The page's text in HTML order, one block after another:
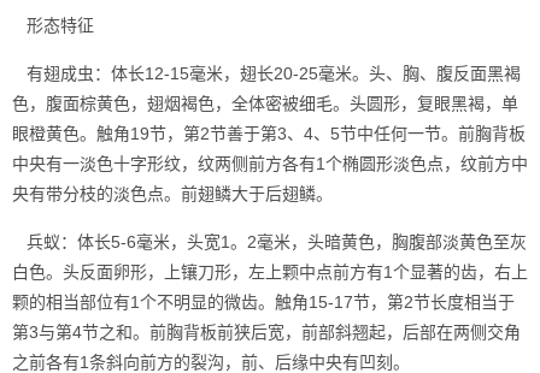
形态特征
有翅成虫：体长12-15毫米，翅长20-25毫米。头、胸、腹反面黑褐
色，腹面棕黄色，翅烟褐色，全体密被细毛。头圆形，复眼黑褐，单
眼橙黄色。触角19节，第2节善于第3、4、5节中任何一节。前胸背板
中央有一淡色十字形纹，纹两侧前方各有1个椭圆形淡色点，纹前方中
央有带分枝的淡色点。前翅鳞大于后翅鳞。
兵蚁：体长5-6毫米，头宽1。2毫米，头暗黄色，胸腹部淡黄色至灰
白色。头反面卵形，上镶刀形，左上颗中点前方有1个显著的齿，右上
颗的相当部位有1个不明显的微齿。触角15-17节，第2节长度相当于
第3与第4节之和。前胸背板前狭后宽，前部斜翘起，后部在两侧交角
之前各有1条斜向前方的裂沟，前、后缘中央有凹刻。